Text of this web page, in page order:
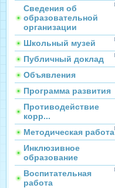
Сведения об
образовательной
организации
Школьный музей
Публичный доклад
Объявления
Программа развития
Противодействие
корр...
Методическая работа
Инклюзивное
образование
Воспитательная
работа